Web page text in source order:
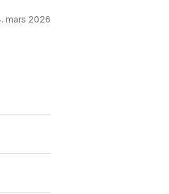
mars 2026